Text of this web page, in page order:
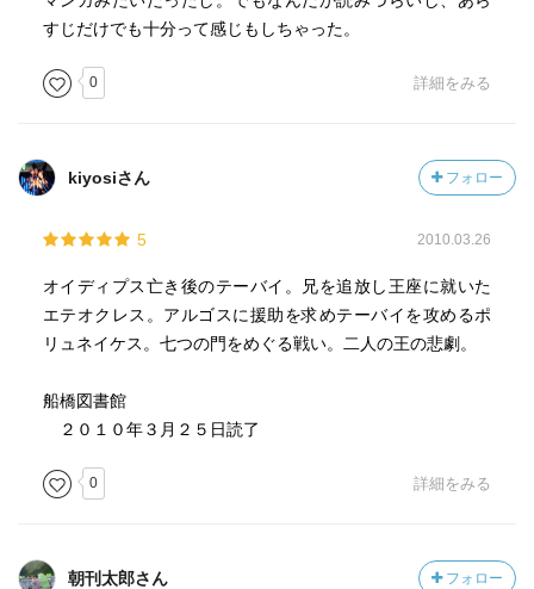
は、葬らず、犬の餌食にほうり出すときまった。
☆関連図書(既読)
「コロノスのオイディプス」ソポクレス著・高津春繁訳、
岩波文庫、1973.04.16
「アンティゴネー」ソポクレース著・呉茂一訳、岩波文
(2015年7月20日・記)
すじだけでも十分って感じもしちゃった。
0 詳細をみる
kiyosiさん フォロー
5 2010.03.26
オイディプス亡き後のテーバイ。兄を追放し王座に就いた
エテオクレス。アルゴスに援助を求めテーバイを攻めるポ
リュネイケス。七つの門をめぐる戦い。二人の王の悲劇。
船橋図書館
２０１０年３月２５日読了
0 詳細をみる
朝刊太郎さん フォロー